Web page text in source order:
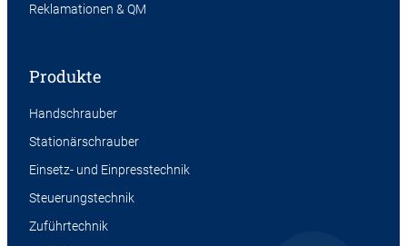
Reklamationen & QM
Produkte
Handschrauber
Stationärschrauber
Einsetz- und Einpresstechnik
Steuerungstechnik
Zuführtechnik